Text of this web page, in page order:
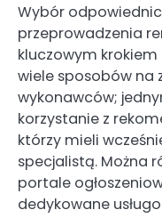
Wybór
przeprowadzenia
kluczowym krokiem
wiele sposobów na
wykonawców;
korzystanie z
którzy mieli
specjalistą. Można
portale
dedykowane